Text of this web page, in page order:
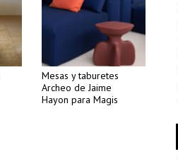
Mesas y taburetes
Archeo de Jaime
Hayon para Magis